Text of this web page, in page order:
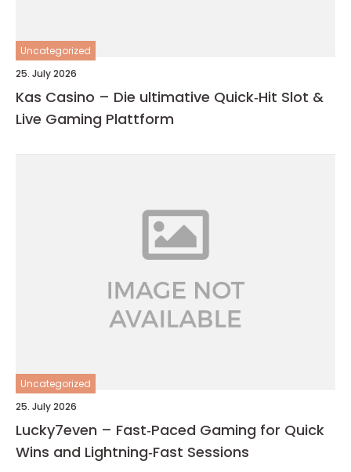
Uncategorized
25. July 2026
Kas Casino – Die ultimative Quick‑Hit Slot &
Live Gaming Plattform
Uncategorized
25. July 2026
Lucky7even – Fast‑Paced Gaming for Quick
Wins and Lightning‑Fast Sessions